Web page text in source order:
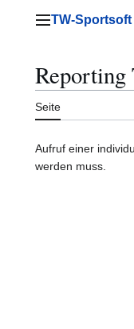
Hauptmenü
TW-Sportsoft
Seite
Aufruf einer
werden muss.